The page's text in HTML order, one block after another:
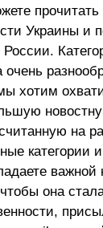
Украины и
России.
очень
хотим
на
категории
важной
она